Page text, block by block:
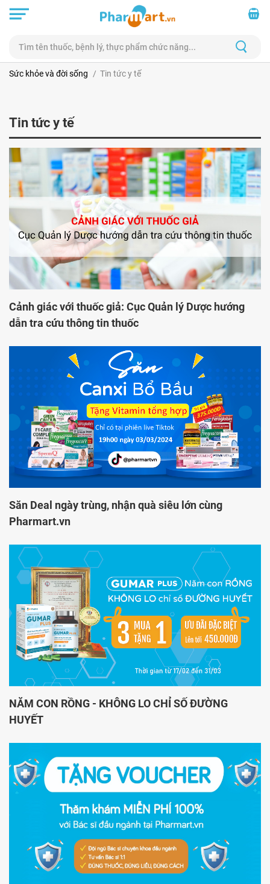
Sức khỏe và đời sống Tin tức y tế
Tin tức y tế
Cảnh giác với thuốc giả: Cục Quản lý Dược hướng
dẫn tra cứu thông tin thuốc
Săn Deal ngày trùng, nhận quà siêu lớn cùng
Pharmart.vn
NĂM CON RỒNG - KHÔNG LO CHỈ SỐ ĐƯỜNG
HUYẾT